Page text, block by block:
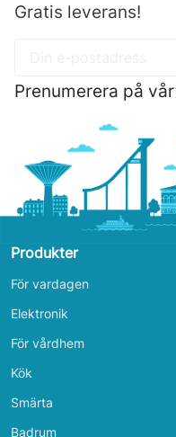
Gratis leverans!
Prenumerera på
Produkter
För vardagen
Elektronik
För vårdhem
Kök
Smärta
Badrum